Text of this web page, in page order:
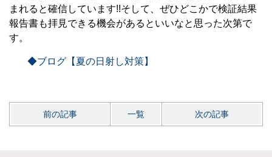
まれると確信しています!!そして、ぜひどこかで検証結果
報告書も拝見できる機会があるといいなと思った次第で
す。
◆ブログ【夏の日射し対策】
前の記事 一覧 次の記事